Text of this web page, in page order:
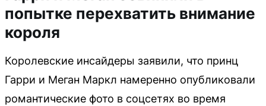
попытке перехватить внимание
короля
Королевские инсайдеры заявили, что принц
Гарри и Меган Маркл намеренно опубликовали
романтические фото в соцсетях во время